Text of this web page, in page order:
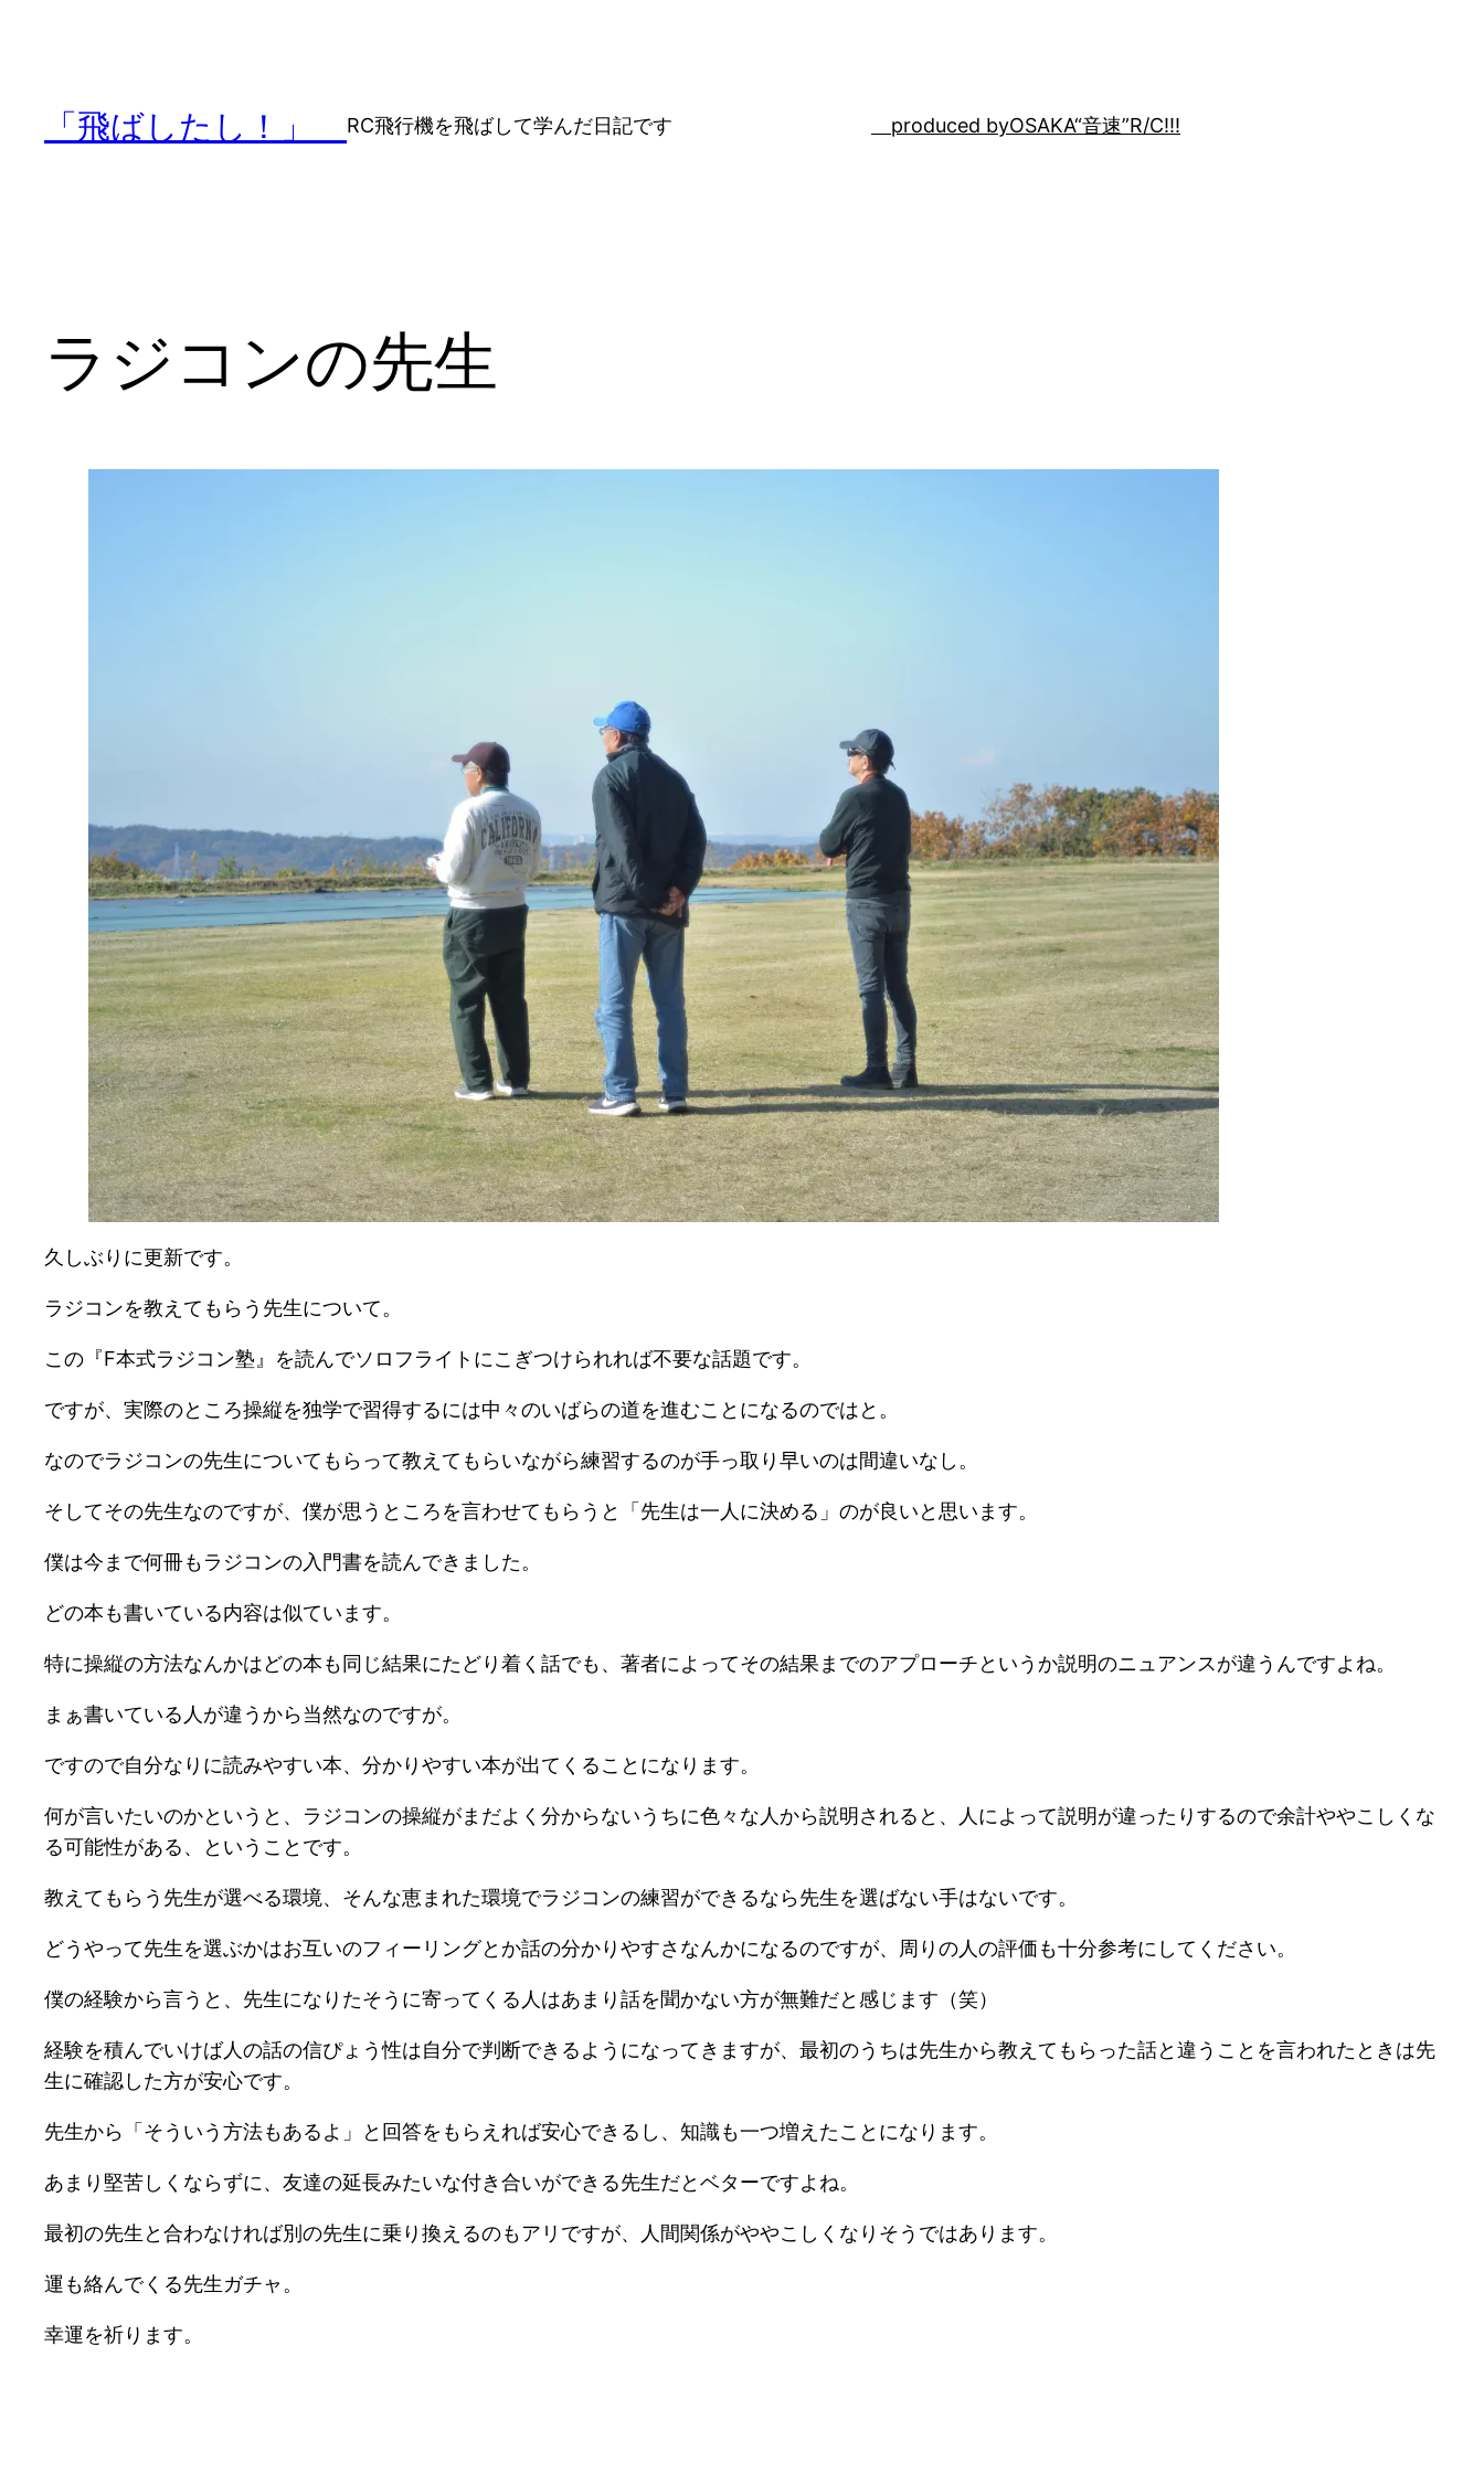
「飛ばしたし！」 RC飛行機を飛ばして学んだ日記です produced byOSAKA“音速”R/C!!!
ラジコンの先生
久しぶりに更新です。
ラジコンを教えてもらう先生について。
この『F本式ラジコン塾』を読んでソロフライトにこぎつけられれば不要な話題です。
ですが、実際のところ操縦を独学で習得するには中々のいばらの道を進むことになるのではと。
なのでラジコンの先生についてもらって教えてもらいながら練習するのが手っ取り早いのは間違いなし。
そしてその先生なのですが、僕が思うところを言わせてもらうと「先生は一人に決める」のが良いと思います。
僕は今まで何冊もラジコンの入門書を読んできました。
どの本も書いている内容は似ています。
特に操縦の方法なんかはどの本も同じ結果にたどり着く話でも、著者によってその結果までのアプローチというか説明のニュアンスが違うんですよね。
まぁ書いている人が違うから当然なのですが。
ですので自分なりに読みやすい本、分かりやすい本が出てくることになります。
何が言いたいのかというと、ラジコンの操縦がまだよく分からないうちに色々な人から説明されると、人によって説明が違ったりするので余計ややこしくな
る可能性がある、ということです。
教えてもらう先生が選べる環境、そんな恵まれた環境でラジコンの練習ができるなら先生を選ばない手はないです。
どうやって先生を選ぶかはお互いのフィーリングとか話の分かりやすさなんかになるのですが、周りの人の評価も十分参考にしてください。
僕の経験から言うと、先生になりたそうに寄ってくる人はあまり話を聞かない方が無難だと感じます（笑）
経験を積んでいけば人の話の信ぴょう性は自分で判断できるようになってきますが、最初のうちは先生から教えてもらった話と違うことを言われたときは先
生に確認した方が安心です。
先生から「そういう方法もあるよ」と回答をもらえれば安心できるし、知識も一つ増えたことになります。
あまり堅苦しくならずに、友達の延長みたいな付き合いができる先生だとベターですよね。
最初の先生と合わなければ別の先生に乗り換えるのもアリですが、人間関係がややこしくなりそうではあります。
運も絡んでくる先生ガチャ。
幸運を祈ります。